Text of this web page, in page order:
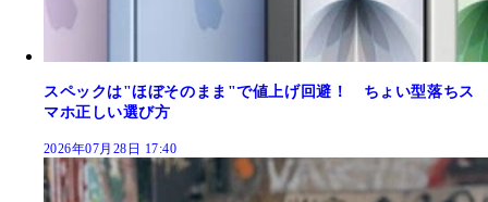
スペックは"ほぼそのまま"で値上げ回避！ ちょい型落ちス
マホ正しい選び方
2026年07月28日 17:40